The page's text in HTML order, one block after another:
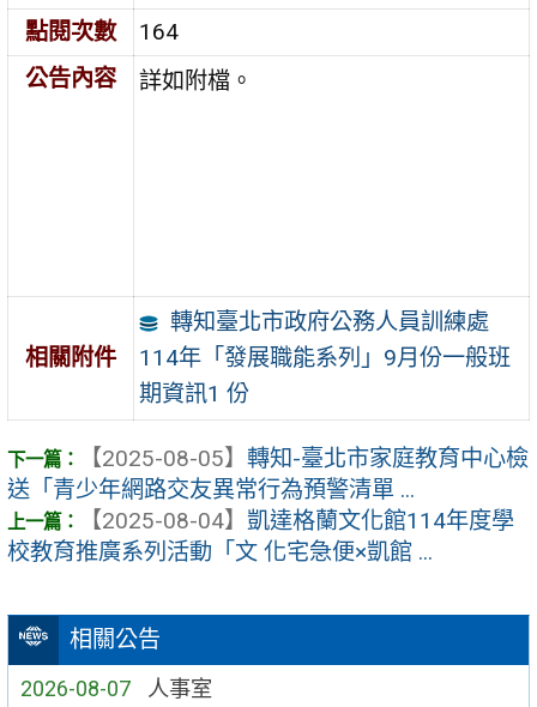
相關公告
2026-08-07 人事室
點閱次數
164
公告內容
詳如附檔。
相關附件
轉知臺北市政府公務人員訓練處
114年「發展職能系列」9月份一般班
期資訊1 份
【2025-08-05】 轉知-臺北市家庭教育中心檢
送「青少年網路交友異常行為預警清單 ...
【2025-08-04】 凱達格蘭文化館114年度學
校教育推廣系列活動「文 化宅急便×凱館 ...